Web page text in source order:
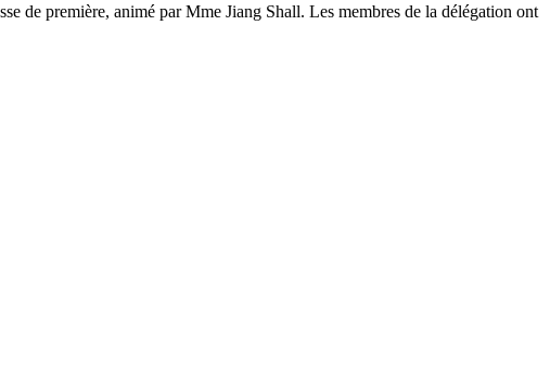
de première, animé par Mme Jiang Shall. Les membres de la délégation ont